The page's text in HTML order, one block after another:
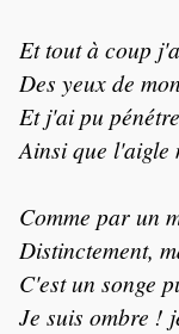
Et tout à coup
Des yeux de
Et j'ai pu
Ainsi que l'aigle
Comme par un
Distinctement,
C'est un songe
Je suis ombre !